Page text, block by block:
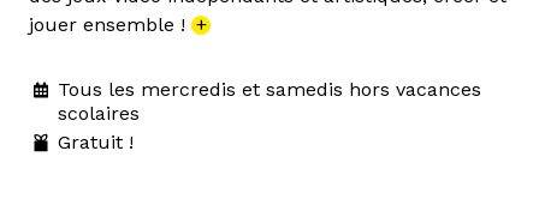
jouer ensemble ! +
Tous les mercredis et samedis hors vacances
scolaires
Gratuit !